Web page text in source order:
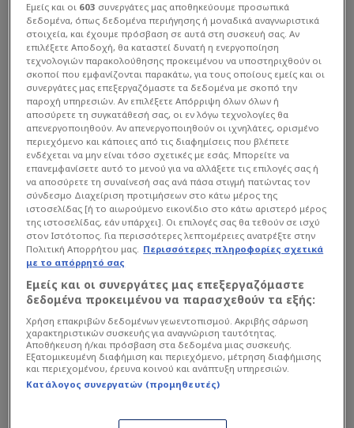
Εμείς και οι 603 συνεργάτες μας αποθηκεύουμε προσωπικά
δεδομένα, όπως δεδομένα περιήγησης ή μοναδικά αναγνωριστικά
στοιχεία, και έχουμε πρόσβαση σε αυτά στη συσκευή σας. Αν
επιλέξετε Αποδοχή, θα καταστεί δυνατή η ενεργοποίηση
τεχνολογιών παρακολούθησης προκειμένου να υποστηριχθούν οι
σκοποί που εμφανίζονται παρακάτω, για τους οποίους εμείς και οι
συνεργάτες μας επεξεργαζόμαστε τα δεδομένα με σκοπό την
παροχή υπηρεσιών. Αν επιλέξετε Απόρριψη όλων όλων ή
αποσύρετε τη συγκατάθεσή σας, οι εν λόγω τεχνολογίες θα
απενεργοποιηθούν. Αν απενεργοποιηθούν οι ιχνηλάτες, ορισμένο
περιεχόμενο και κάποιες από τις διαφημίσεις που βλέπετε
ενδέχεται να μην είναι τόσο σχετικές με εσάς. Μπορείτε να
επανεμφανίσετε αυτό το μενού για να αλλάξετε τις επιλογές σας ή
να αποσύρετε τη συναίνεσή σας ανά πάσα στιγμή πατώντας τον
σύνδεσμο Διαχείριση προτιμήσεων στο κάτω μέρος της
ιστοσελίδας [ή το αιωρούμενο εικονίδιο στο κάτω αριστερό μέρος
της ιστοσελίδας, εάν υπάρχει]. Οι επιλογές σας θα τεθούν σε ισχύ
στον Ιστότοπος. Για περισσότερες λεπτομέρειες ανατρέξτε στην
Πολιτική Απορρήτου μας. Περισσότερες πληροφορίες σχετικά
με το απόρρητό σας
Εμείς και οι συνεργάτες μας επεξεργαζόμαστε
δεδομένα προκειμένου να παρασχεθούν τα εξής:
Χρήση επακριβών δεδομένων γεωεντοπισμού. Ακριβής σάρωση
χαρακτηριστικών συσκευής για αναγνώριση ταυτότητας.
Αποθήκευση ή/και πρόσβαση στα δεδομένα μιας συσκευής.
Εξατομικευμένη διαφήμιση και περιεχόμενο, μέτρηση διαφήμισης
και περιεχομένου, έρευνα κοινού και ανάπτυξη υπηρεσιών.
Κατάλογος συνεργατών (προμηθευτές)